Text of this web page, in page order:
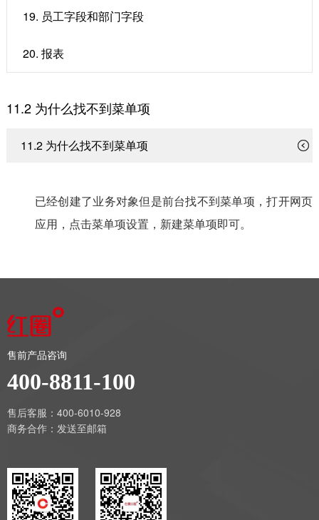
19. 员工字段和部门字段
20. 报表
11.2 ​为什么找不到菜单项
11.2 ​为什么找不到菜单项
已经创建了业务对象但是前台找不到菜单项，打开网页
应用，点击菜单项设置，新建菜单项即可。
售前产品咨询
400-8811-100
售后客服：400-6010-928
商务合作： 发送至邮箱